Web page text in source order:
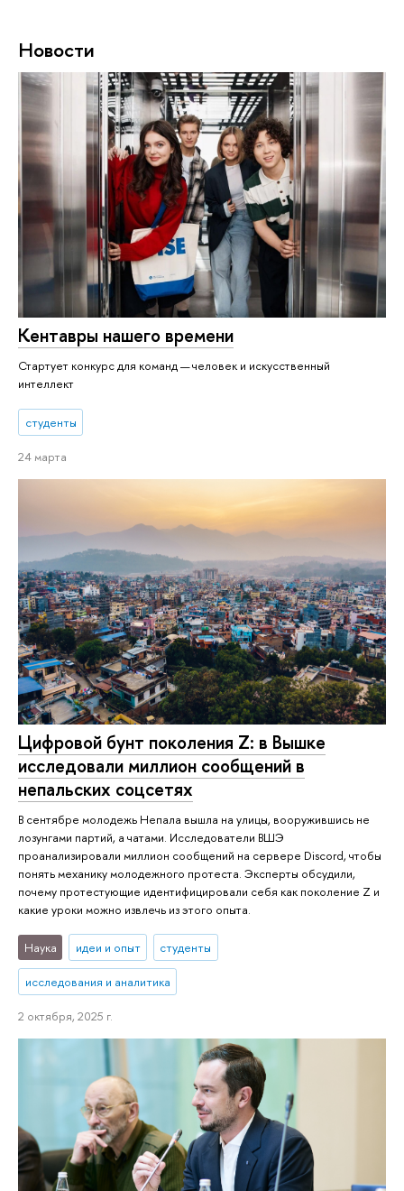
Новости
Кентавры нашего времени
Стартует конкурс для команд — человек и искусственный
интеллект
студенты
24 марта
Цифровой бунт поколения Z: в Вышке
исследовали миллион сообщений в
непальских соцсетях
В сентябре молодежь Непала вышла на улицы, вооружившись не
лозунгами партий, а чатами. Исследователи ВШЭ
проанализировали миллион сообщений на сервере Discord, чтобы
понять механику молодежного протеста. Эксперты обсудили,
почему протестующие идентифицировали себя как поколение Z и
какие уроки можно извлечь из этого опыта.
Наука идеи и опыт студенты
исследования и аналитика
2 октября, 2025 г.